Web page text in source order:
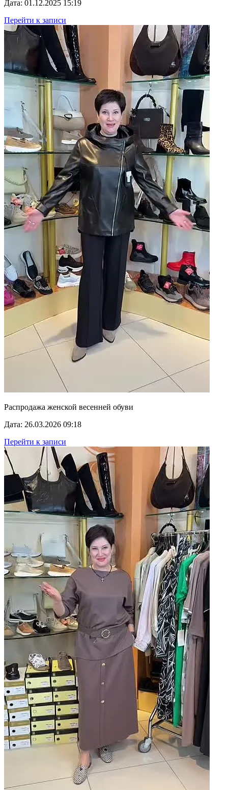
Дата: 01.12.2025 15:19
Перейти к записи
Распродажа женской весенней обуви
Дата: 26.03.2026 09:18
Перейти к записи